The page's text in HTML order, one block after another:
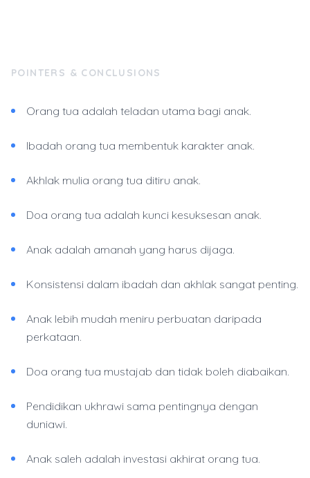
POINTERS & CONCLUSIONS
Orang tua adalah teladan utama bagi anak.
Ibadah orang tua membentuk karakter anak.
Akhlak mulia orang tua ditiru anak.
Doa orang tua adalah kunci kesuksesan anak.
Anak adalah amanah yang harus dijaga.
Konsistensi dalam ibadah dan akhlak sangat penting.
Anak lebih mudah meniru perbuatan daripada
perkataan.
Doa orang tua mustajab dan tidak boleh diabaikan.
Pendidikan ukhrawi sama pentingnya dengan
duniawi.
Anak saleh adalah investasi akhirat orang tua.